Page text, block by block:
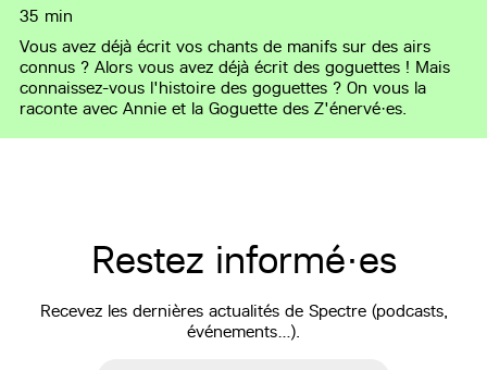
35 min
Vous avez déjà écrit vos chants de manifs sur des airs
connus ? Alors vous avez déjà écrit des goguettes ! Mais
connaissez-vous l'histoire des goguettes ? On vous la
raconte avec Annie et la Goguette des Z'énervé·es.
Restez informé·es
Recevez les dernières actualités de Spectre (podcasts,
événements…).